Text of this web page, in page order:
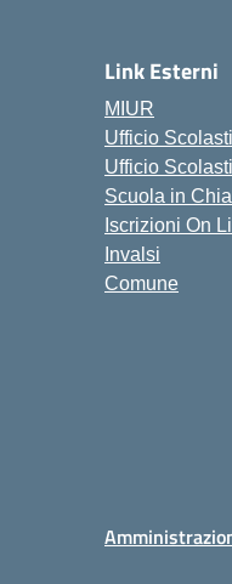
Link Esterni
MIUR
Ufficio
Ufficio
Scuola in
Iscrizioni On
Invalsi
Comune